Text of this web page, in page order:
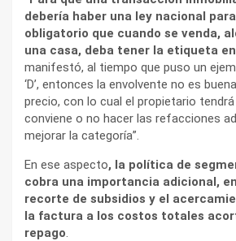
debería haber una ley nacional
obligatorio que cuando se venda,
una casa, deba tener la etiqueta
manifestó, al tiempo que puso un
‘D’, entonces la envolvente no es
precio, con lo cual el propietario tendrá
conviene o no hacer las refacciones
mejorar la categoría”.
En ese aspecto, la política de
cobra una importancia adicional,
recorte de subsidios y el
la factura a los costos totales
repago.